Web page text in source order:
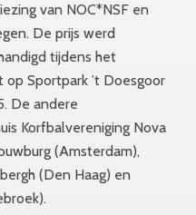
van NOC*NSF en
De prijs werd
tijdens het
Sportpark ’t Doesgoor
De andere
Korfbalvereniging Nova
(Amsterdam),
(Den Haag) en